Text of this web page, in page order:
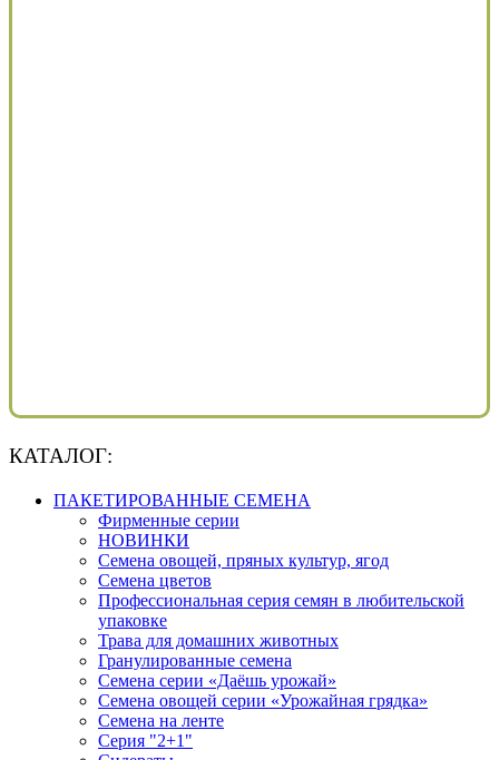
КАТАЛОГ:
ПАКЕТИРОВАННЫЕ СЕМЕНА
Фирменные серии
НОВИНКИ
Семена овощей, пряных культур, ягод
Семена цветов
Профессиональная серия семян в любительской
упаковке
Трава для домашних животных
Гранулированные семена
Семена серии «Даёшь урожай»
Семена овощей серии «Урожайная грядка»
Семена на ленте
Серия "2+1"